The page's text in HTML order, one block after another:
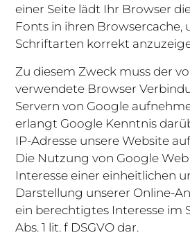
einer Seite lädt Ihr Browser
Fonts in ihren Browsercache,
Schriftarten korrekt
Zu diesem Zweck muss der
verwendete Browser
Servern von Google
erlangt Google Kenntnis
IP-Adresse unsere Website
Die Nutzung von Google
Interesse einer einheitlichen
Darstellung unserer Online-
ein berechtigtes Interesse im
Abs. 1 lit. f DSGVO dar.